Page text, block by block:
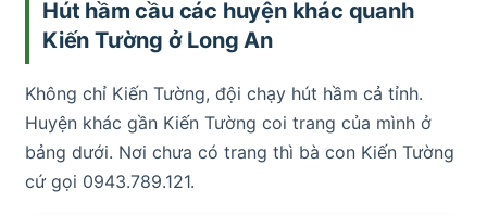
Hút hầm cầu các huyện khác quanh
Kiến Tường ở Long An
Không chỉ Kiến Tường, đội chạy hút hầm cả tỉnh.
Huyện khác gần Kiến Tường coi trang của mình ở
bảng dưới. Nơi chưa có trang thì bà con Kiến Tường
cứ gọi 0943.789.121.